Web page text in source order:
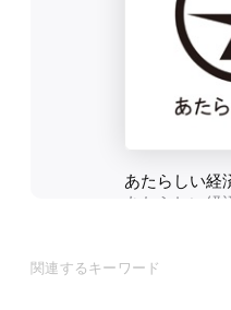
関連するキーワード